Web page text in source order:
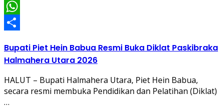
Twitter
WhatsApp
Bupati Piet Hein Babua Resmi Buka Diklat Paskibraka
Halmahera Utara 2026
HALUT – Bupati Halmahera Utara, Piet Hein Babua,
secara resmi membuka Pendidikan dan Pelatihan (Diklat)
…